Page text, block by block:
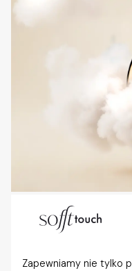
Zapewniamy nie tylko